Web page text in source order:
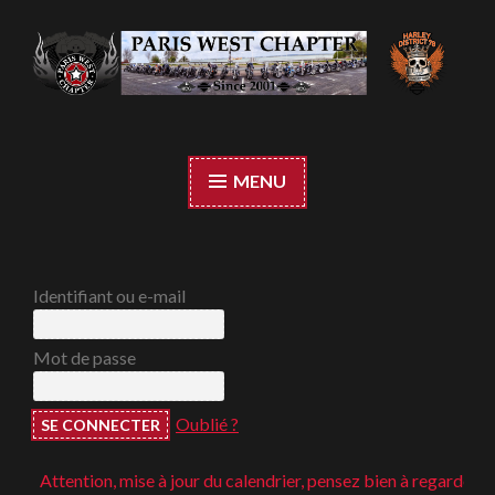
Accéder
au
contenu
MENU
Identifiant ou e-mail
Mot de passe
Oublié ?
Attention, mise à jour du calendrier, pensez bien à regarder ;-)